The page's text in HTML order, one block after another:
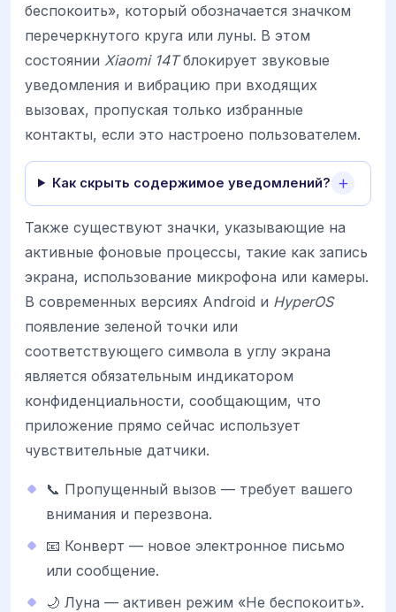
беспокоить», который обозначается значком
перечеркнутого круга или луны. В этом
состоянии Xiaomi 14Tблокирует звуковые
уведомления и вибрацию при входящих
вызовах, пропуская только избранные
контакты, если это настроено пользователем.
Как скрыть содержимое уведомлений?
Также существуют значки, указывающие на
активные фоновые процессы, такие как запись
экрана, использование микрофона или камеры.
В современных версиях Android и HyperOS
появление зеленой точки или
соответствующего символа в углу экрана
является обязательным индикатором
конфиденциальности, сообщающим, что
приложение прямо сейчас использует
чувствительные датчики.
📞 Пропущенный вызов — требует вашего
внимания и перезвона.
📧 Конверт — новое электронное письмо
или сообщение.
🌙 Луна — активен режим «Не беспокоить».